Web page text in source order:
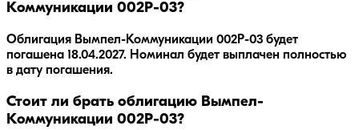
Коммуникации 002Р-03?
Облигация Вымпел-Коммуникации 002Р-03 будет
погашена 18.04.2027. Номинал будет выплачен полностью
в дату погашения.
Стоит ли брать облигацию Вымпел-
Коммуникации 002Р-03?